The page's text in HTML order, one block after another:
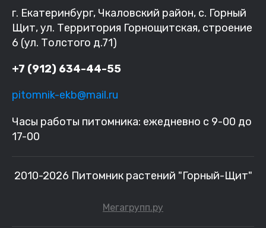
г. Екатеринбург, Чкаловский район, с. Горный
Щит, ул. Территория Горнощитская, строение
6 (ул. Толстого д.71)
+7 (912) 634-44-55
pitomnik-ekb@mail.ru
Часы работы питомника: ежедневно с 9-00 до
17-00
2010-2026 Питомник растений "Горный-Щит"
Мегагрупп.ру